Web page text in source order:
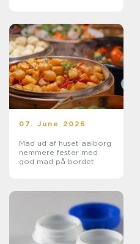
07. June 2026
Mad ud af huset aalborg
nemmere fester med
god mad på bordet